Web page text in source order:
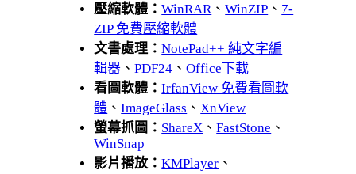
壓縮軟體：WinRAR 、WinZIP 、 7-
ZIP 免費壓縮軟體
文書處理：NotePad++ 純文字編
輯器 、PDF24 、Office下載
看圖軟體：IrfanView 免費看圖軟
體 、ImageGlass 、 XnView
螢幕抓圖： ShareX 、FastStone 、
WinSnap
影片播放：KMPlayer 、